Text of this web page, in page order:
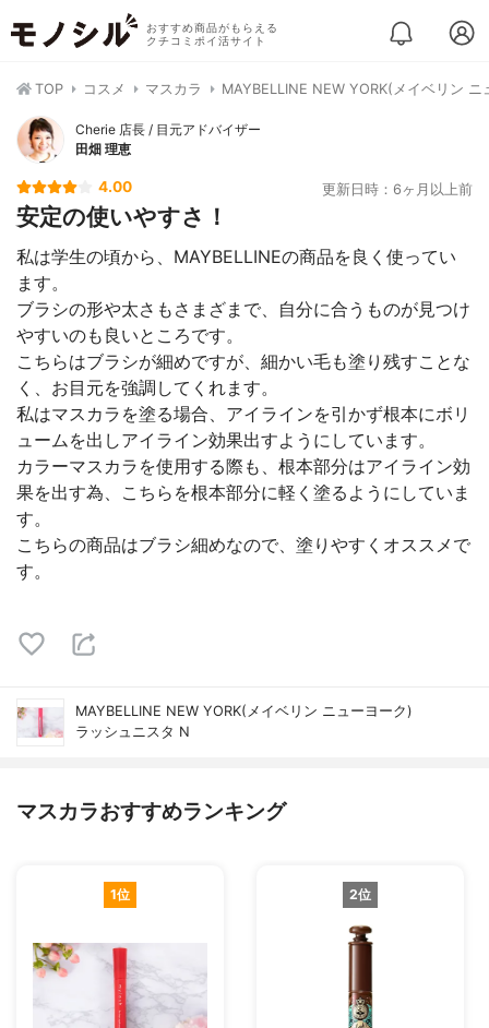
おすすめ商品がもらえる
クチコミポイ活サイト
TOP コスメ マスカラ MAYBELLINE NEW YORK(メイベリン
Cherie 店長 / 目元アドバイザー
田畑 理恵
4.00 更新日時：6ヶ月以上前
安定の使いやすさ！
私は学生の頃から、MAYBELLINEの商品を良く使ってい
ます。
ブラシの形や太さもさまざまで、自分に合うものが見つけ
やすいのも良いところです。
こちらはブラシが細めですが、細かい毛も塗り残すことな
く、お目元を強調してくれます。
私はマスカラを塗る場合、アイラインを引かず根本にボリ
ュームを出しアイライン効果出すようにしています。
カラーマスカラを使用する際も、根本部分はアイライン効
果を出す為、こちらを根本部分に軽く塗るようにしていま
す。
こちらの商品はブラシ細めなので、塗りやすくオススメで
す。
MAYBELLINE NEW YORK(メイベリン ニューヨーク)
ラッシュニスタ N
マスカラおすすめランキング
1位 2位